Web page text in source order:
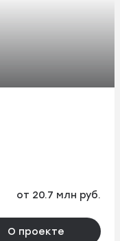
от 20.7 млн руб.
О проекте